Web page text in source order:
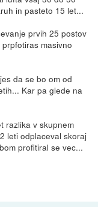
in pasteto 15 let...
prvih 25 postov
masivno
da se bo om od
Kar pa glede na
razlika v skupnem
leti odplaceval skoraj
profitiral se vec...